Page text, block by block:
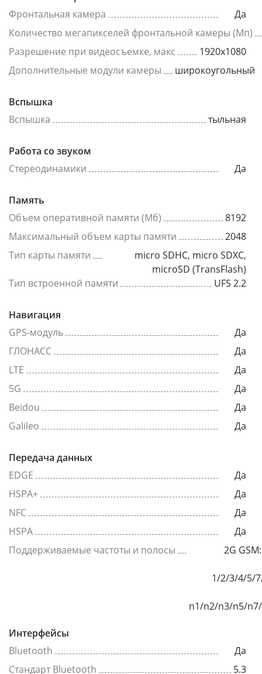
Фронтальная камера
Да
Количество мегапикселей фронтальной камеры (Мп)
Разрешение при видеосъемке, макс
1920x1080
Дополнительные модули камеры
широкоугольный
Вспышка
Вспышка
тыльная
Работа со звуком
Стереодинамики
Да
Память
Объем оперативной памяти (Мб)
8192
Максимальный объем карты памяти
2048
Тип карты памяти
micro SDHC, micro SDXC,
microSD (TransFlash)
Тип встроенной памяти
UFS 2.2
Навигация
GPS-модуль
Да
ГЛОНАСС
Да
LTE
Да
5G
Да
Beidou
Да
Galileo
Да
Передача данных
EDGE
Да
HSPA+
Да
NFC
Да
HSPA
Да
Поддерживаемые частоты и полосы
2G
1/2/3/4/5/
n1/n2/n3/n5/
Интерфейсы
Bluetooth
Да
Стандарт Bluetooth
5.3